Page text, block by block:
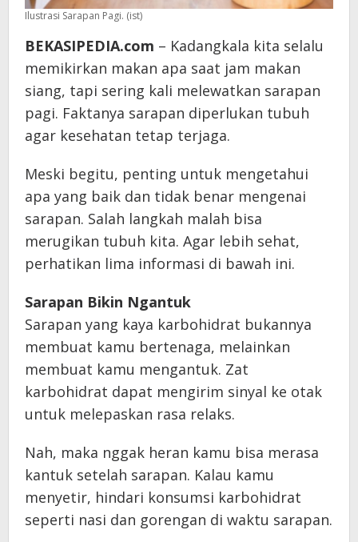
Ilustrasi Sarapan Pagi. (ist)
BEKASIPEDIA.com – Kadangkala kita selalu
memikirkan makan apa saat jam makan
siang, tapi sering kali melewatkan sarapan
pagi. Faktanya sarapan diperlukan tubuh
agar kesehatan tetap terjaga.
Meski begitu, penting untuk mengetahui
apa yang baik dan tidak benar mengenai
sarapan. Salah langkah malah bisa
merugikan tubuh kita. Agar lebih sehat,
perhatikan lima informasi di bawah ini.
Sarapan Bikin Ngantuk
Sarapan yang kaya karbohidrat bukannya
membuat kamu bertenaga, melainkan
membuat kamu mengantuk. Zat
karbohidrat dapat mengirim sinyal ke otak
untuk melepaskan rasa relaks.
Nah, maka nggak heran kamu bisa merasa
kantuk setelah sarapan. Kalau kamu
menyetir, hindari konsumsi karbohidrat
seperti nasi dan gorengan di waktu sarapan.